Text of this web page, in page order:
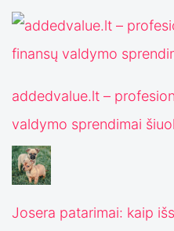
addedvalue.lt –
valdymo sprendimai
Josera patarimai: kaip